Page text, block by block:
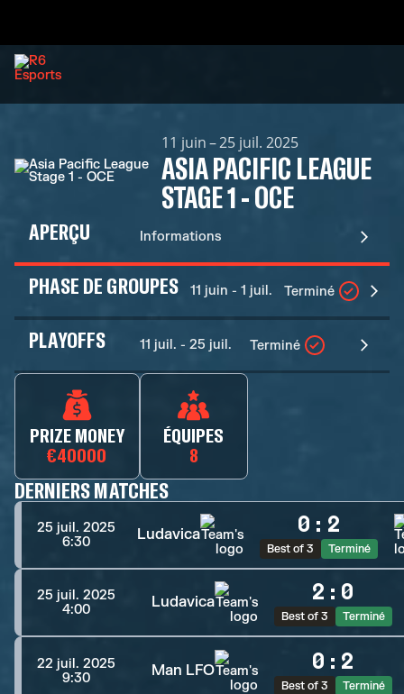
11 juin – 25 juil. 2025
ASIA PACIFIC LEAGUE
STAGE 1 - OCE
APERÇU Informations
PHASE DE GROUPES 11 juin - 1 juil. Terminé
PLAYOFFS 11 juil. - 25 juil. Terminé
PRIZE MONEY
€40000
ÉQUIPES
8
DERNIERS MATCHES
25 juil. 2025
6:30
Ludavica 0 : 2
Best of 3 Terminé
25 juil. 2025
4:00
Ludavica 2 : 0
Best of 3 Terminé
22 juil. 2025
9:30
Man LFO 0 : 2
Best of 3 Terminé